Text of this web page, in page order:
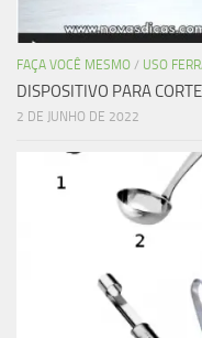
FAÇA VOCÊ MESMO / USO
DISPOSITIVO PARA
2 DE JUNHO DE 2022